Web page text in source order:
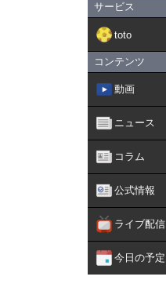
サービス
toto
コンテンツ
動画
ニュース
コラム
公式情報
ライブ配信
今日の予定